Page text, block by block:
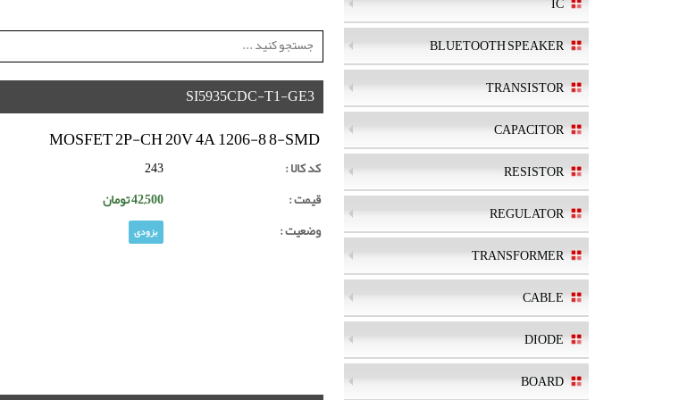
BLUETOOTH SPEAKER
TRANSISTOR
CAPACITOR
RESISTOR
REGULATOR
TRANSFORMER
CABLE
DIODE
BOARD
SI5935CDC-T1-GE3
MOSFET 2P-CH 20V 4A 1206-8 8-SMD
کد کالا :
243
قیمت :
42,500تومان
وضعیت :
بزودی